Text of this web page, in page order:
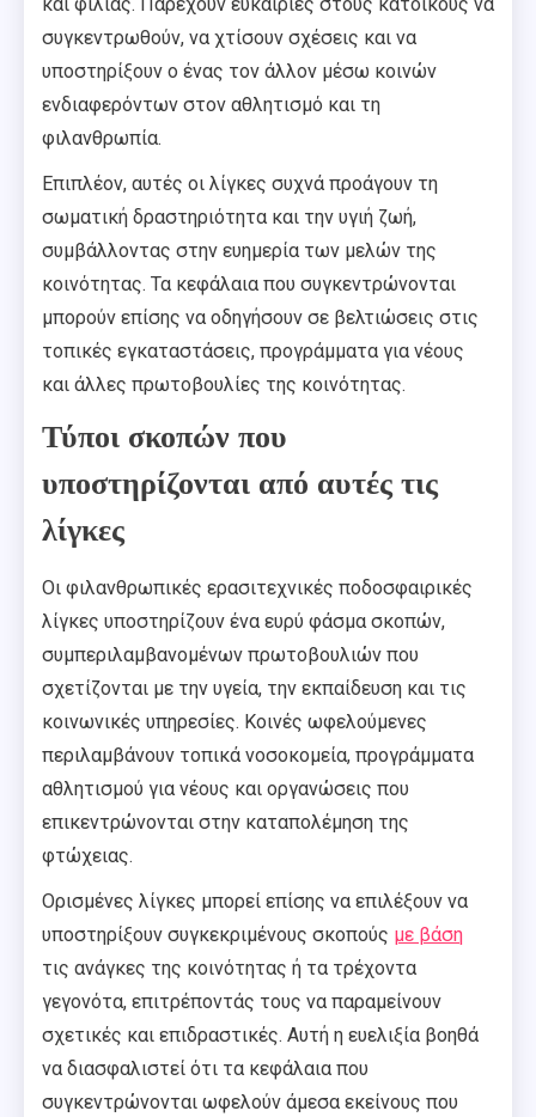
και φιλίας. Παρέχουν ευκαιρίες στους κατοίκους να
συγκεντρωθούν, να χτίσουν σχέσεις και να
υποστηρίξουν ο ένας τον άλλον μέσω κοινών
ενδιαφερόντων στον αθλητισμό και τη
φιλανθρωπία.
Επιπλέον, αυτές οι λίγκες συχνά προάγουν τη
σωματική δραστηριότητα και την υγιή ζωή,
συμβάλλοντας στην ευημερία των μελών της
κοινότητας. Τα κεφάλαια που συγκεντρώνονται
μπορούν επίσης να οδηγήσουν σε βελτιώσεις στις
τοπικές εγκαταστάσεις, προγράμματα για νέους
και άλλες πρωτοβουλίες της κοινότητας.
Τύποι σκοπών που
υποστηρίζονται από αυτές τις
λίγκες
Οι φιλανθρωπικές ερασιτεχνικές ποδοσφαιρικές
λίγκες υποστηρίζουν ένα ευρύ φάσμα σκοπών,
συμπεριλαμβανομένων πρωτοβουλιών που
σχετίζονται με την υγεία, την εκπαίδευση και τις
κοινωνικές υπηρεσίες. Κοινές ωφελούμενες
περιλαμβάνουν τοπικά νοσοκομεία, προγράμματα
αθλητισμού για νέους και οργανώσεις που
επικεντρώνονται στην καταπολέμηση της
φτώχειας.
Ορισμένες λίγκες μπορεί επίσης να επιλέξουν να
υποστηρίξουν συγκεκριμένους σκοπούς με βάση
τις ανάγκες της κοινότητας ή τα τρέχοντα
γεγονότα, επιτρέποντάς τους να παραμείνουν
σχετικές και επιδραστικές. Αυτή η ευελιξία βοηθά
να διασφαλιστεί ότι τα κεφάλαια που
συγκεντρώνονται ωφελούν άμεσα εκείνους που